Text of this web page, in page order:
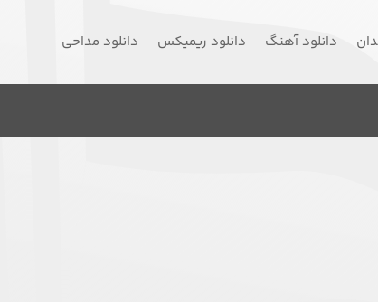
دانلود آهنگ دانلود ریمیکس دانلود مداحی